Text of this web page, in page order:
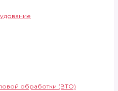
обработки (ВТО)